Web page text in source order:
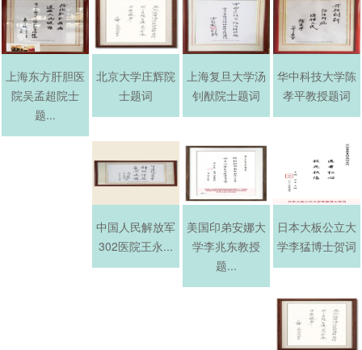
上海东方肝胆医
院吴孟超院士
题...
北京大学庄辉院
士题词
上海复旦大学汤
钊猷院士题词
华中科技大学陈
孝平教授题词
中国人民解放军
302医院王永...
美国印弟安娜大
学李兆东教授
题...
日本大板公立大
学李猛博士贺词